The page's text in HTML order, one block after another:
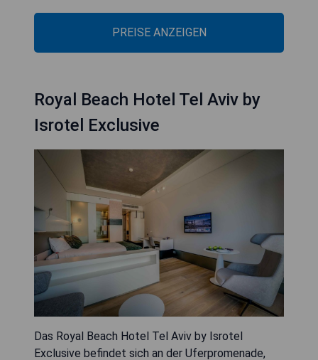
PREISE ANZEIGEN
Royal Beach Hotel Tel Aviv by
Isrotel Exclusive
Das Royal Beach Hotel Tel Aviv by Isrotel
Exclusive befindet sich an der Uferpromenade,